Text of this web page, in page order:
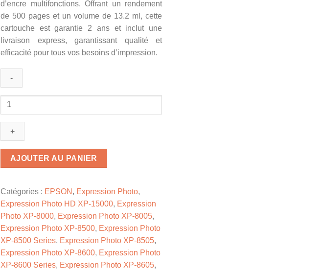
d’encre multifonctions. Offrant un rendement
de 500 pages et un volume de 13.2 ml, cette
cartouche est garantie 2 ans et inclut une
livraison express, garantissant qualité et
efficacité pour tous vos besoins d’impression.
quantité
C13T37914010
cartouche
Epson
-
noire
AJOUTER AU PANIER
Catégories : EPSON , Expression Photo,
Expression Photo HD XP-15000, Expression
Photo XP-8000, Expression Photo XP-8005,
Expression Photo XP-8500, Expression Photo
XP-8500 Series, Expression Photo XP-8505,
Expression Photo XP-8600, Expression Photo
XP-8600 Series, Expression Photo XP-8605,